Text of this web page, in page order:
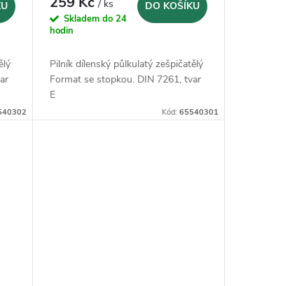
/ ks
Skladem do 24
hodin
DO KOŠÍKU
Pilník dílenský půlkulatý zešpičatělý
Format se stopkou. DIN 7261, tvar
E
Kód: 65540301